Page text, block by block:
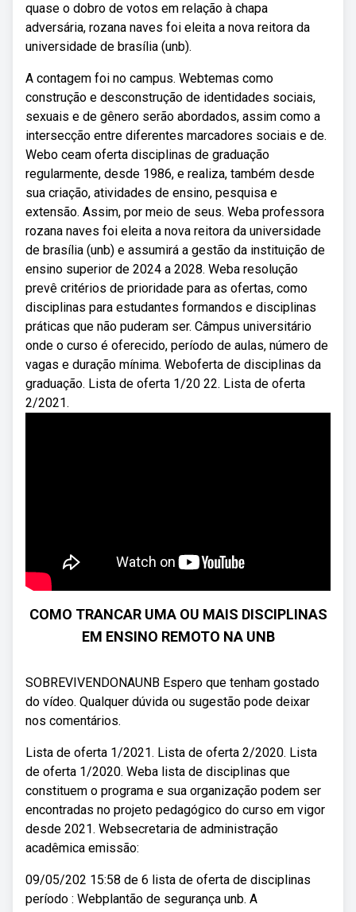
quase o dobro de votos em relação à chapa
adversária, rozana naves foi eleita a nova reitora da
universidade de brasília (unb).
A contagem foi no campus. Webtemas como
construção e desconstrução de identidades sociais,
sexuais e de gênero serão abordados, assim como a
intersecção entre diferentes marcadores sociais e de.
Webo ceam oferta disciplinas de graduação
regularmente, desde 1986, e realiza, também desde
sua criação, atividades de ensino, pesquisa e
extensão. Assim, por meio de seus. Weba professora
rozana naves foi eleita a nova reitora da universidade
de brasília (unb) e assumirá a gestão da instituição de
ensino superior de 2024 a 2028. Weba resolução
prevê critérios de prioridade para as ofertas, como
disciplinas para estudantes formandos e disciplinas
práticas que não puderam ser. Câmpus universitário
onde o curso é oferecido, período de aulas, número de
vagas e duração mínima. Weboferta de disciplinas da
graduação. Lista de oferta 1/20 22. Lista de oferta
2/2021.
COMO TRANCAR UMA OU MAIS DISCIPLINAS
EM ENSINO REMOTO NA UNB
SOBREVIVENDONAUNB Espero que tenham gostado
do vídeo. Qualquer dúvida ou sugestão pode deixar
nos comentários.
Lista de oferta 1/2021. Lista de oferta 2/2020. Lista
de oferta 1/2020. Weba lista de disciplinas que
constituem o programa e sua organização podem ser
encontradas no projeto pedagógico do curso em vigor
desde 2021. Websecretaria de administração
acadêmica emissão:
09/05/202 15:58 de 6 lista de oferta de disciplinas
período : Webplantão de segurança unb. A